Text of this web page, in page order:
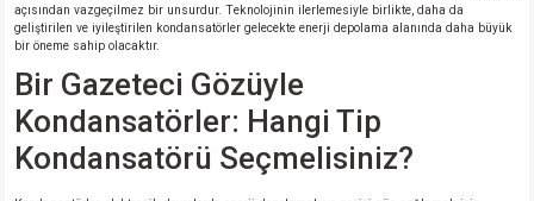
açısından vazgeçilmez bir unsurdur. Teknolojinin ilerlemesiyle birlikte, daha da
geliştirilen ve iyileştirilen kondansatörler gelecekte enerji depolama alanında daha büyük
bir öneme sahip olacaktır.
Bir Gazeteci Gözüyle
Kondansatörler: Hangi Tip
Kondansatörü Seçmelisiniz?